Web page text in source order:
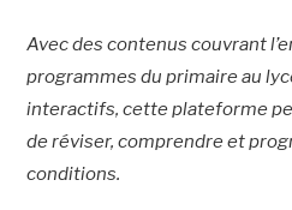
Avec des contenus couvrant
programmes du primaire au
interactifs, cette plateforme
de réviser, comprendre et
conditions.